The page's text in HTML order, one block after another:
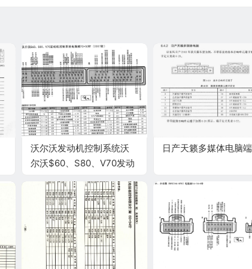
沃尔沃发动机控制系统沃
尔沃$60、S80、V70发动
针(2007款)端子
日产天籁多媒体电脑